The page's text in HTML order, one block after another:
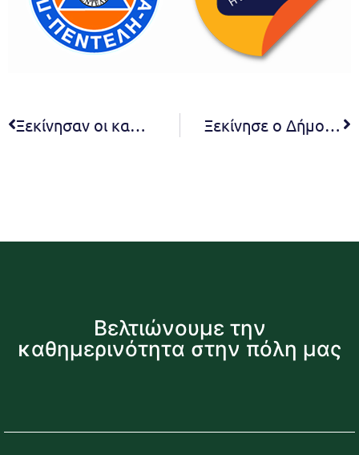
Ξεκίνησαν οι καθαρισμοί εν όψει της φετινής περιόδου πυρασφάλειας από το ΝΙΕΝ. Παρών ο Υπουργός Εργασίας Κωστής Χατζηδάκης Ξεκίνησε ο Δήμος Πεντέλης το έργο της ανακατασκευής και συντήρησης πεζοδρομίων σε κεντρικά σημεία της πόλης
Βελτιώνουμε την
καθημερινότητα στην πόλη μας